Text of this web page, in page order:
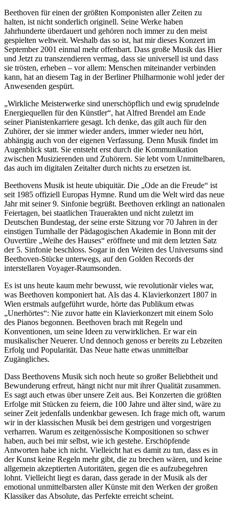
Beethoven für einen der größten Komponisten aller Zeiten zu
halten, ist nicht sonderlich originell. Seine Werke haben
Jahrhunderte überdauert und gehören noch immer zu den meist
gespielten weltweit. Weshalb das so ist, hat mir dieses Konzert im
September 2001 einmal mehr offenbart. Dass große Musik das Hier
und Jetzt zu transzendieren vermag, dass sie universell ist und dass
sie trösten, erheben – vor allem: Menschen miteinander verbinden
kann, hat an diesem Tag in der Berliner Philharmonie wohl jeder der
Anwesenden gespürt.
„Wirkliche Meisterwerke sind unerschöpflich und ewig sprudelnde
Energiequellen für den Künstler“, hat Alfred Brendel am Ende
seiner Pianistenkarriere gesagt. Ich denke, das gilt auch für den
Zuhörer, der sie immer wieder anders, immer wieder neu hört,
abhängig auch von der eigenen Verfassung. Denn Musik findet im
Augenblick statt. Sie entsteht erst durch die Kommunikation
zwischen Musizierenden und Zuhörern. Sie lebt vom Unmittelbaren,
das auch im digitalen Zeitalter durch nichts zu ersetzen ist.
Beethovens Musik ist heute ubiquitär. Die „Ode an die Freude“ ist
seit 1985 offiziell Europas Hymne. Rund um die Welt wird das neue
Jahr mit seiner 9. Sinfonie begrüßt. Beethoven erklingt an nationalen
Feiertagen, bei staatlichen Trauerakten und nicht zuletzt im
Deutschen Bundestag, der seine erste Sitzung vor 70 Jahren in der
einstigen Turnhalle der Pädagogischen Akademie in Bonn mit der
Ouvertüre „Weihe des Hauses“ eröffnete und mit dem letzten Satz
der 5. Sinfonie beschloss. Sogar in den Weiten des Universums sind
Beethoven-Stücke unterwegs, auf den Golden Records der
interstellaren Voyager-Raumsonden.
Es ist uns heute kaum mehr bewusst, wie revolutionär vieles war,
was Beethoven komponiert hat. Als das 4. Klavierkonzert 1807 in
Wien erstmals aufgeführt wurde, hörte das Publikum etwas
„Unerhörtes“: Nie zuvor hatte ein Klavierkonzert mit einem Solo
des Pianos begonnen. Beethoven brach mit Regeln und
Konventionen, um seine Ideen zu verwirklichen. Er war ein
musikalischer Neuerer. Und dennoch genoss er bereits zu Lebzeiten
Erfolg und Popularität. Das Neue hatte etwas unmittelbar
Zugängliches.
Dass Beethovens Musik sich noch heute so großer Beliebtheit und
Bewunderung erfreut, hängt nicht nur mit ihrer Qualität zusammen.
Es sagt auch etwas über unsere Zeit aus. Bei Konzerten die größten
Erfolge mit Stücken zu feiern, die 100 Jahre und älter sind, wäre zu
seiner Zeit jedenfalls undenkbar gewesen. Ich frage mich oft, warum
wir in der klassischen Musik bei dem gestrigen und vorgestrigen
verharren. Warum es zeitgenössische Kompositionen so schwer
haben, auch bei mir selbst, wie ich gestehe. Erschöpfende
Antworten habe ich nicht. Vielleicht hat es damit zu tun, dass es in
der Kunst keine Regeln mehr gibt, die zu brechen wären, und keine
allgemein akzeptierten Autoritäten, gegen die es aufzubegehren
lohnt. Vielleicht liegt es daran, dass gerade in der Musik als der
emotional unmittelbarsten aller Künste mit den Werken der großen
Klassiker das Absolute, das Perfekte erreicht scheint.